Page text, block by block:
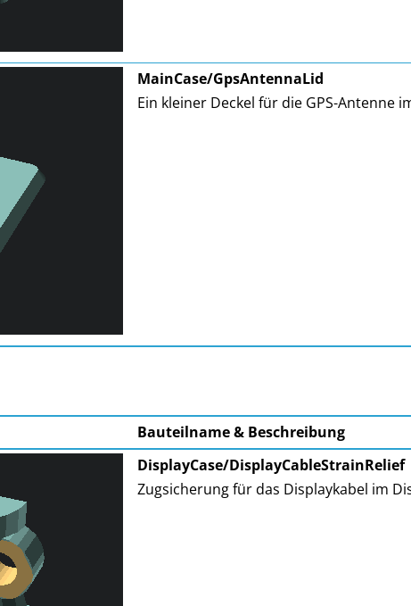
MainCase/GpsAntennaLid
Ein kleiner Deckel für die GPS-Antenne
Bauteilname & Beschreibung
DisplayCase/DisplayCableStrainRelief
Zugsicherung für das Displaykabel im